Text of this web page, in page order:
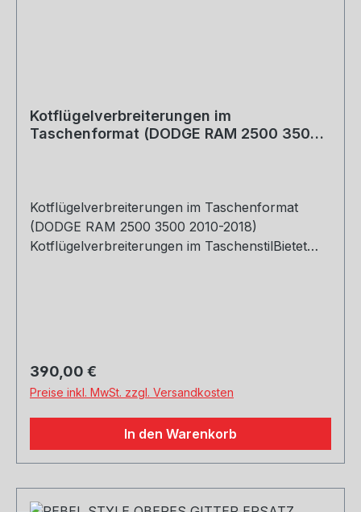
Kotflügelverbreiterungen im
Taschenformat (DODGE RAM 2500 3500
Kotflügelverbreiterungen im Taschenformat
(DODGE RAM 2500 3500 2010-2018)
Kotflügelverbreiterungen im TaschenstilBietet
(2) Kotflügelverbreiterungen vorne(2)
Kotflügelverbreiterungen hinten(1)
Installationshardware(1) TÜV Materialgutachten
Zertifikat
Regulärer Preis:
390,00 €
Preise inkl. MwSt. zzgl. Versandkosten
In den Warenkorb